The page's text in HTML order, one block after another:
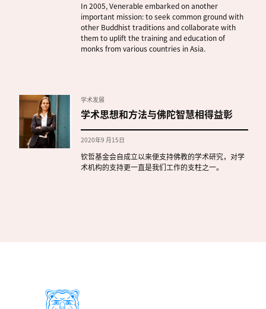
In 2005, Venerable embarked on another
important mission: to seek common ground with
other Buddhist traditions and collaborate with
them to uplift the training and education of
monks from various countries in Asia.
学术发展
学术思想和方法与佛陀智慧相得益彰
2020年9 月15日
钦哲基金会自成立以来便支持佛教的学术研究，对学
术机构的支持更一直是我们工作的支柱之一。